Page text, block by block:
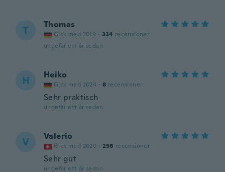
T Thomas
Gick med 2019 · 334 recensioner
ungefär ett år sedan
H Heiko
Gick med 2024 · 8 recensioner
Sehr praktisch
ungefär ett år sedan
V Valerio
Gick med 2020 · 256 recensioner
Sehr gut
ungefär ett år sedan